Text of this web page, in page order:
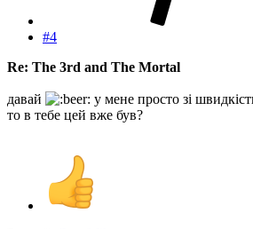
#4
Re: The 3rd and The Mortal
давай
у мене просто зі
то в тебе цей вже був?